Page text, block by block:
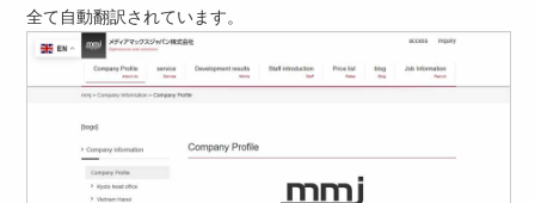
全て自動翻訳されています。